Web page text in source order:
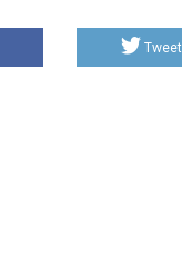
Tweet